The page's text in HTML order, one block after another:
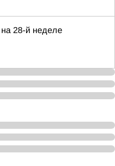
28-й неделе